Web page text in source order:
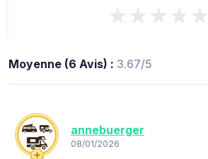
★★★★★
Moyenne (6 Avis) : 3.67/5
annebuerger
08/01/2026